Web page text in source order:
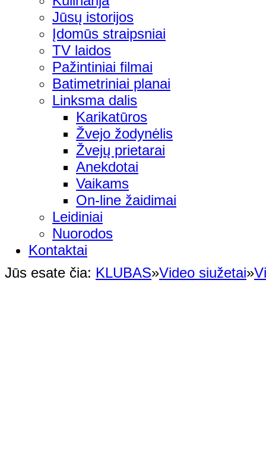
Jūsų istorijos
Įdomūs straipsniai
TV laidos
Pažintiniai filmai
Batimetriniai planai
Linksma dalis
Karikatūros
Žvejo žodynėlis
Žvejų prietarai
Anekdotai
Vaikams
On-line žaidimai
Leidiniai
Nuorodos
Kontaktai
Jūs esate čia: KLUBAS»Video siužetai»